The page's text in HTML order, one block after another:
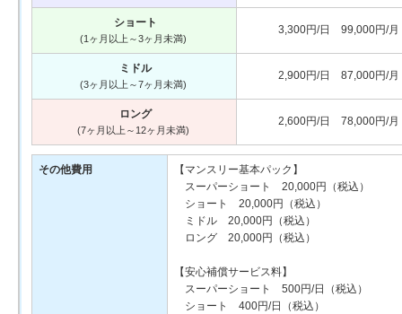
ショート
(1ヶ月以上～3ヶ月未満)
3,300円/日 99,000円/月
ミドル
(3ヶ月以上～7ヶ月未満)
2,900円/日 87,000円/月
ロング
(7ヶ月以上～12ヶ月未満)
2,600円/日 78,000円/月
その他費用
【マンスリー基本パック】
スーパーショート 20,000円（税込）
ショート 20,000円（税込）
ミドル 20,000円（税込）
ロング 20,000円（税込）
【安心補償サービス料】
スーパーショート 500円/日（税込）
ショート 400円/日（税込）